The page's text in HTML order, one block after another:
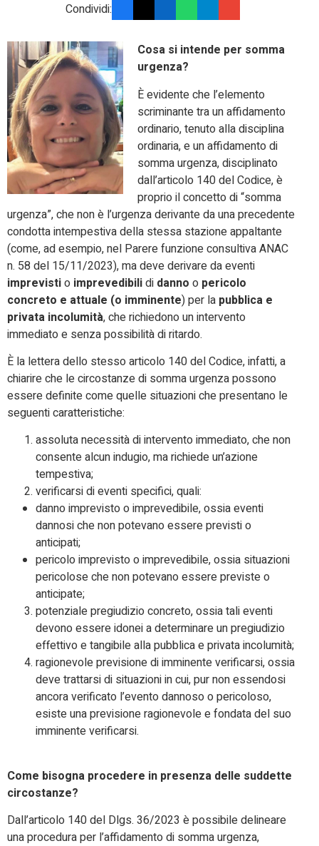
Condividi:
Cosa si intende per somma
urgenza?
È evidente che l’elemento
scriminante tra un affidamento
ordinario, tenuto alla disciplina
ordinaria, e un affidamento di
somma urgenza, disciplinato
dall’articolo 140 del Codice, è
proprio il concetto di “somma
urgenza”, che non è l’urgenza derivante da una precedente
condotta intempestiva della stessa stazione appaltante
(come, ad esempio, nel Parere funzione consultiva ANAC
n. 58 del 15/11/2023), ma deve derivare da eventi
imprevistio imprevedibilidi danno o pericolo
concreto e attuale (o imminente) per la pubblica e
privata incolumità, che richiedono un intervento
immediato e senza possibilità di ritardo.
È la lettera dello stesso articolo 140 del Codice, infatti, a
chiarire che le circostanze di somma urgenza possono
essere definite come quelle situazioni che presentano le
seguenti caratteristiche:
assoluta necessità di intervento immediato, che non
consente alcun indugio, ma richiede un’azione
tempestiva;
verificarsi di eventi specifici, quali:
danno imprevisto o imprevedibile, ossia eventi
dannosi che non potevano essere previsti o
anticipati;
pericolo imprevisto o imprevedibile, ossia situazioni
pericolose che non potevano essere previste o
anticipate;
potenziale pregiudizio concreto, ossia tali eventi
devono essere idonei a determinare un pregiudizio
effettivo e tangibile alla pubblica e privata incolumità;
ragionevole previsione di imminente verificarsi, ossia
deve trattarsi di situazioni in cui, pur non essendosi
ancora verificato l’evento dannoso o pericoloso,
esiste una previsione ragionevole e fondata del suo
imminente verificarsi.
Come bisogna procedere in presenza delle suddette
circostanze?
Dall’articolo 140 del Dlgs. 36/2023 è possibile delineare
una procedura per l’affidamento di somma urgenza,